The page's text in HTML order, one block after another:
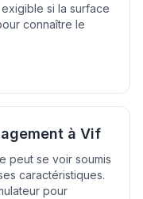
si la surface
connaître le
à Vif
peut se voir soumis
caractéristiques.
pour